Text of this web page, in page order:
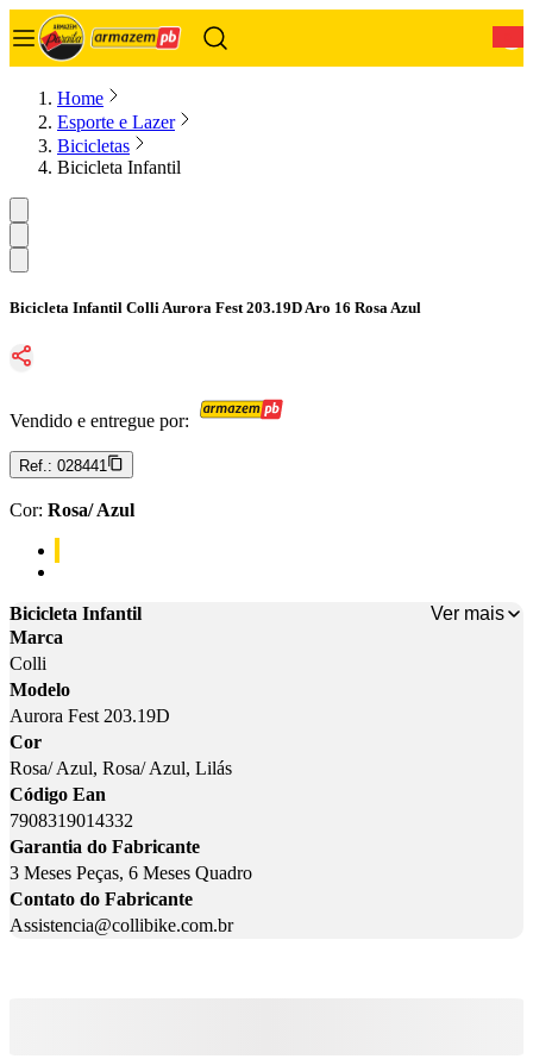
Home
Esporte e Lazer
Bicicletas
Bicicleta Infantil
Bicicleta Infantil Colli Aurora Fest 203.19D Aro 16 Rosa Azul
Vendido e entregue por:
Ref.: 028441
Cor: Rosa/ Azul
Bicicleta Infantil
Ver mais
Marca
Colli
Modelo
Aurora Fest 203.19D
Cor
Rosa/ Azul, Rosa/ Azul, Lilás
Código Ean
7908319014332
Garantia do Fabricante
3 Meses Peças, 6 Meses Quadro
Contato do Fabricante
Assistencia@collibike.com.br